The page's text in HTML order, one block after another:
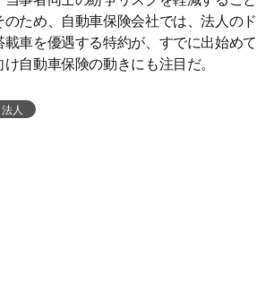
ため、自動車保険会社では、法人のド
車を優遇する特約が、すでに出始めて
自動車保険の動きにも注目だ。
法人